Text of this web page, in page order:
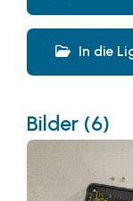
In die
Bilder (6)